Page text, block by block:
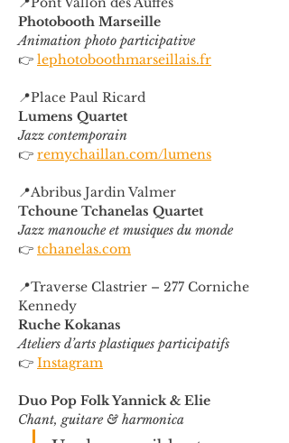
Photobooth Marseille
Animation photo participative
👉 lephotoboothmarseillais.fr
📍Place Paul Ricard
Lumens Quartet
Jazz contemporain
👉 remychaillan.com/lumens
📍Abribus Jardin Valmer
Tchoune Tchanelas Quartet
Jazz manouche et musiques du monde
👉 tchanelas.com
📍Traverse Clastrier – 277 Corniche
Kennedy
Ruche Kokanas
Ateliers d’arts plastiques participatifs
👉 Instagram
Duo Pop Folk Yannick & Elie
Chant, guitare & harmonica